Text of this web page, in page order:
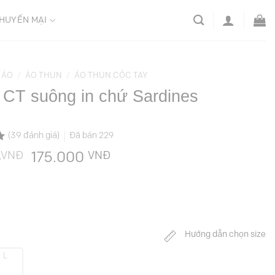
MẠI
ÁO ÁO THUN ÁO THUN CỘC TAY
suông in chứ Sardines
(39 đánh giá) Đã bán 229
VNĐ
Giá
175.000 VNĐ
Hướng dẫn chọn size
L